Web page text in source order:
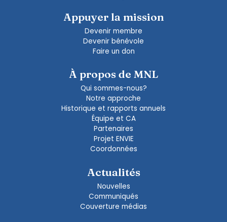
Appuyer la mission
Devenir membre
Devenir bénévole
Faire un don
À propos de MNL
Qui sommes-nous?
Notre approche
Historique et rapports annuels
Équipe et CA
Partenaires
Projet ENVIE
Coordonnées
Actualités
Nouvelles
Communiqués
Couverture médias